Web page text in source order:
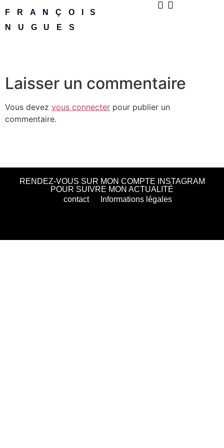
FRANÇOIS
NUGUES
Laisser un commentaire
Vous devez vous connecter pour publier un
commentaire.
RENDEZ-VOUS SUR MON COMPTE INSTAGRAM
POUR SUIVRE MON ACTUALITÉ
contact
Informations légales